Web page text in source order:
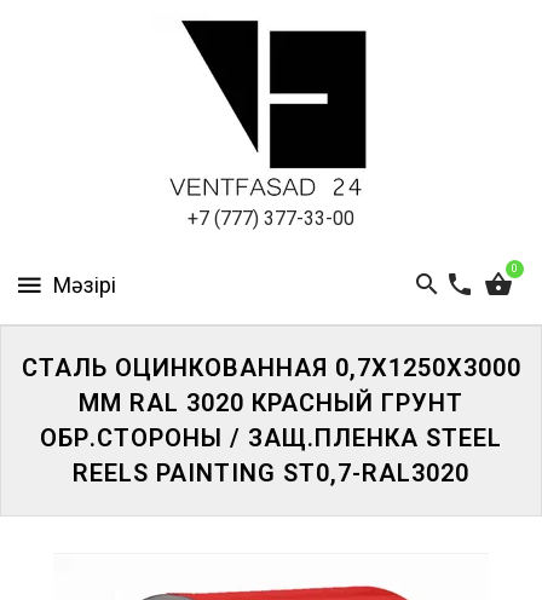
+7 (777) 377-33-00
0
ПАНЕЛИ
ПРОЕКТИРОВАНИЕ
СТАЛЬ ОЦИНКОВАННАЯ 0,7Х1250Х3000
ММ RAL 3020 КРАСНЫЙ ГРУНТ
ОБР.СТОРОНЫ / ЗАЩ.ПЛЕНКА STEEL
REELS PAINTING ST0,7-RAL3020